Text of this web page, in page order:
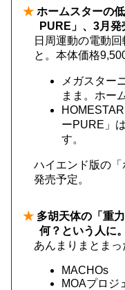
★ ホームスターの
PURE」、3月発
日周運動の電動
と。本体価格
メガスター
まま。ホー
ーPURE」
す。
ハイエンド版の
発売予定。
★ 多胡天体の「重
何？という人に。
あんまりまとまっ
MACHOs
MOAプロジ